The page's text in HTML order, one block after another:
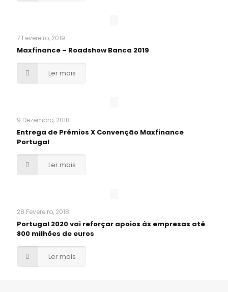
7 Fevereiro, 2019
Maxfinance – Roadshow Banca 2019
Ler mais
9 Dezembro, 2018
Entrega de Prémios X Convenção Maxfinance
Portugal
Ler mais
28 Fevereiro, 2018
Portugal 2020 vai reforçar apoios às empresas até
800 milhões de euros
Ler mais